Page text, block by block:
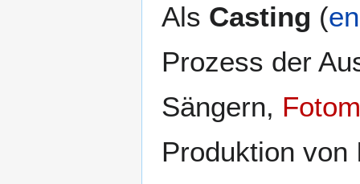
Navigation
Suche
Als Casting (
Prozess der
Sängern,
Produktion von